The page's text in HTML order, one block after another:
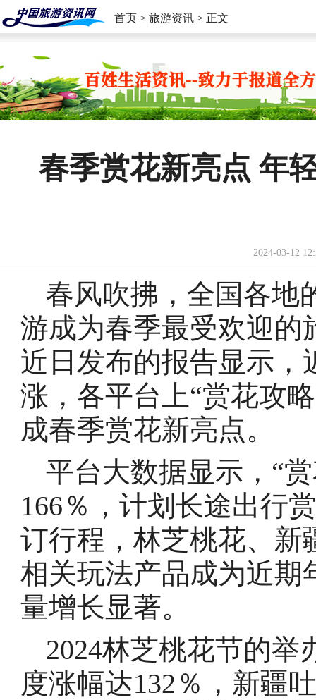
首页 > 旅游资讯 > 正文
春季赏花新亮点 年
2024-03-12
春风吹拂，全国各地
游成为春季最受欢迎的
近日发布的报告显示，
涨，各平台上“赏花攻
成春季赏花新亮点。
平台大数据显示，“
166％，计划长途出行
订行程，林芝桃花、新
相关玩法产品成为近期
量增长显著。
2024林芝桃花节的
度涨幅达132％，新疆